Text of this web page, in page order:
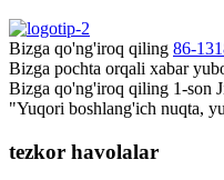
Bizga qo'ng'iroq qiling 86-
Bizga pochta orqali xabar
Bizga qo'ng'iroq qiling 1-son
"Yuqori boshlang'ich nuqta,
tezkor havolalar